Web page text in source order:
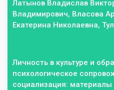
Латынов Владислав
Владимирович, Власова
Екатерина Николаевна,
Личность в культуре и
психологическое
социализация: